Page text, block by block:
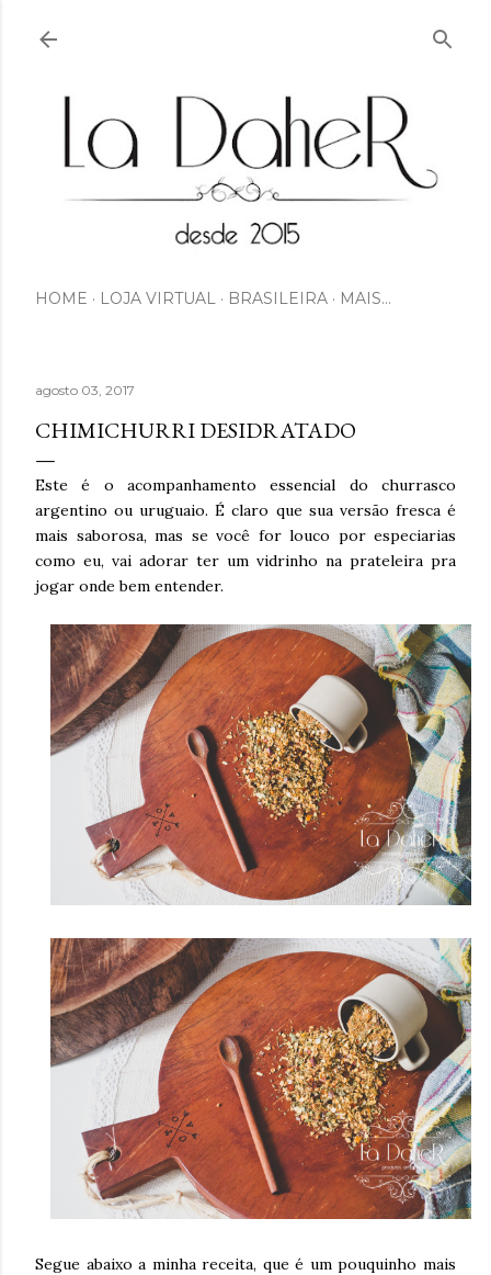
HOME LOJA VIRTUAL BRASILEIRA MAIS…
agosto 03, 2017
CHIMICHURRI DESIDRATADO
Este é o acompanhamento essencial do churrasco
argentino ou uruguaio. É claro que sua versão fresca é
mais saborosa, mas se você for louco por especiarias
como eu, vai adorar ter um vidrinho na prateleira pra
jogar onde bem entender.
Segue abaixo a minha receita, que é um pouquinho mais